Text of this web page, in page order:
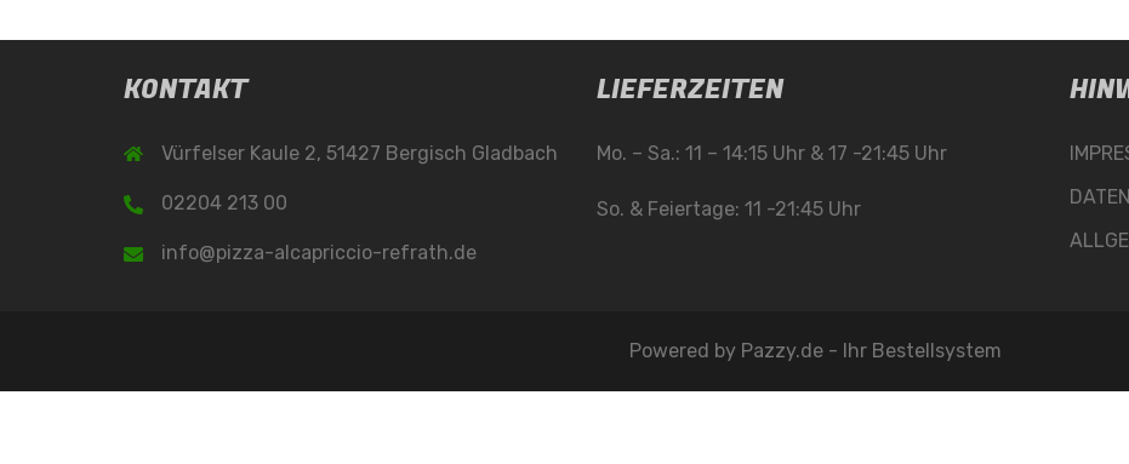
KONTAKT
Vürfelser Kaule 2, 51427 Bergisch Gladbach
02204 213 00
info@pizza-alcapriccio-refrath.de
LIEFERZEITEN
Mo. – Sa.: 11 – 14:15 Uhr & 17 -21:45 Uhr
So. & Feiertage: 11 -21:45 Uhr
Powered by Pazzy.de - Ihr Bestellsystem